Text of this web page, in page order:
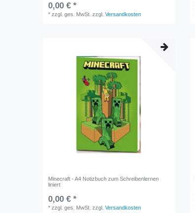
0,00 € *
*zzgl. ges. MwSt. zzgl.Versandkosten
Minecraft - A4 Notizbuch zum Schreibenlernen
liniert
0,00 € *
*zzgl. ges. MwSt. zzgl.Versandkosten